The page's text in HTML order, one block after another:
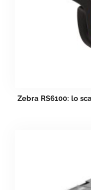
Zebra RS6100: lo